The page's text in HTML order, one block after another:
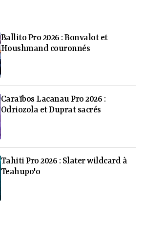
Ballito Pro 2026 : Bonvalot et
Houshmand couronnés
Caraïbos Lacanau Pro 2026 :
Odriozola et Duprat sacrés
Tahiti Pro 2026 : Slater wildcard à
Teahupo'o